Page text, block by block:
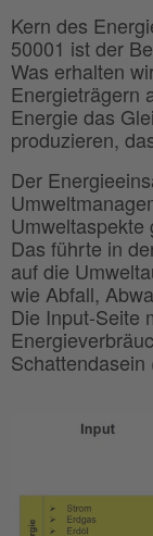
Kern des
50001 ist der
Was erhalten
Energieträgern
Energie das
produzieren,
Der
Umweltaspekte
Das führte in
auf die
wie Abfall,
Die Input-Seite
Schattendasein